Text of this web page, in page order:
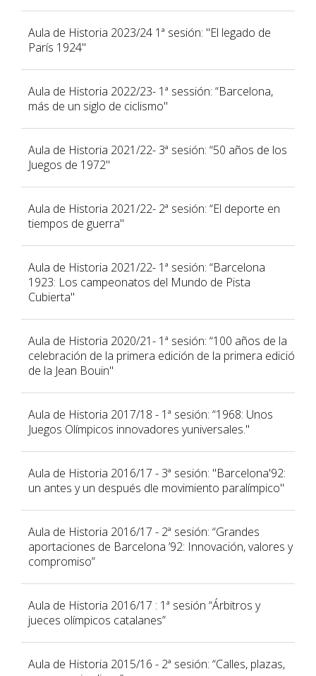
Aula de Historia 2023/24 1ª sesión: "El legado de
París 1924"
Aula de Historia 2022/23- 1ª sessión: “Barcelona,
más de un siglo de ciclismo"
Aula de Historia 2021/22- 3ª sesión: “50 años de los
Juegos de 1972"
Aula de Historia 2021/22- 2ª sesión: “El deporte en
tiempos de guerra"
Aula de Historia 2021/22- 1ª sesión: “Barcelona
1923: Los campeonatos del Mundo de Pista
Cubierta"
Aula de Historia 2020/21- 1ª sesión: “100 años de la
celebración de la primera edición de la primera edició
de la Jean Bouin"
Aula de Historia 2017/18 - 1ª sesión: “1968: Unos
Juegos Olímpicos innovadores yuniversales."
Aula de Historia 2016/17 - 3ª sesión: "Barcelona'92:
un antes y un después dle movimiento paralímpico"
Aula de Historia 2016/17 - 2ª sesión: “Grandes
aportaciones de Barcelona ’92: Innovación, valores y
compromiso”
Aula de Historia 2016/17 : 1ª sesión “Árbitros y
jueces olímpicos catalanes”
Aula de Historia 2015/16 - 2ª sesión: “Calles, plazas,